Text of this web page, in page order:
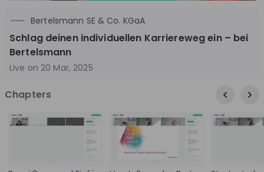
Follow Share
Bertelsmann SE & Co. KGaA
Media, Technology & IT, Education
10'000+
Live streams
Bertelsmann SE & Co. KGaA
Schlag deinen individuellen Karriereweg ein – bei
Bertelsmann
Live on 20 Mar, 2025
Chapters